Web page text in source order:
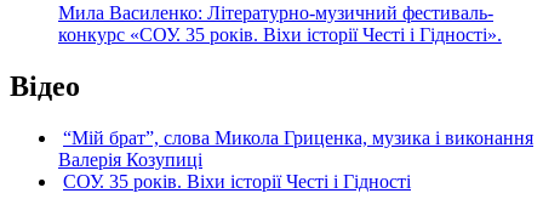
Мила Василенко: Літературно-музичний фестиваль-
конкурс «СОУ. 35 років. Віхи історії Честі і Гідності».
Відео
“Мій брат”, слова Микола Гриценка, музика і виконання
Валерія Козупиці
СОУ. 35 років. Віхи історії Честі і Гідності